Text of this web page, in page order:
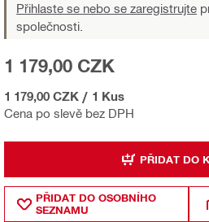
Přihlaste se nebo se zaregistrujte
společnosti.
Cena po slevě bez DPH
1 179,00 CZK
1 179,00 CZK / 1 Kus
PŘIDAT DO
PŘIDAT DO OSOBNÍHO
SEZNAMU